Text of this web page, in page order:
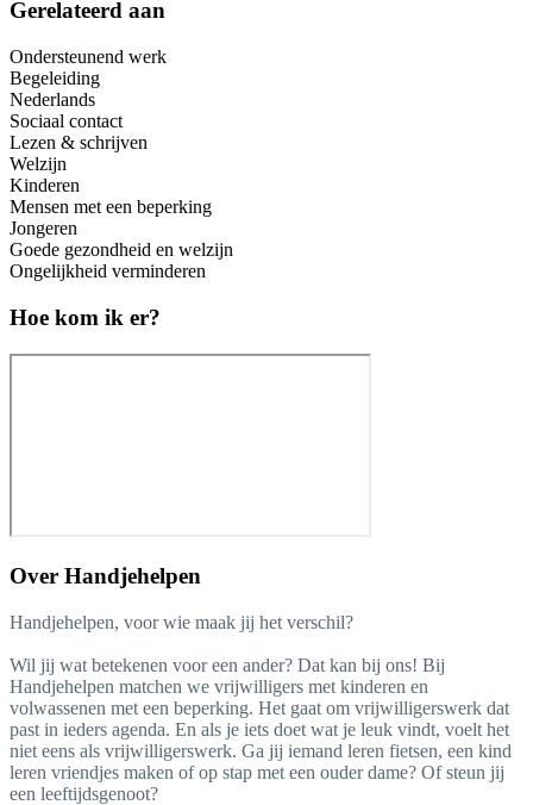
Gerelateerd aan
Ondersteunend werk
Begeleiding
Nederlands
Sociaal contact
Lezen & schrijven
Welzijn
Kinderen
Mensen met een beperking
Jongeren
Goede gezondheid en welzijn
Ongelijkheid verminderen
Hoe kom ik er?
Over Handjehelpen
Handjehelpen, voor wie maak jij het verschil?
Wil jij wat betekenen voor een ander? Dat kan bij ons! Bij
Handjehelpen matchen we vrijwilligers met kinderen en
volwassenen met een beperking. Het gaat om vrijwilligerswerk dat
past in ieders agenda. En als je iets doet wat je leuk vindt, voelt het
niet eens als vrijwilligerswerk. Ga jij iemand leren fietsen, een kind
leren vriendjes maken of op stap met een ouder dame? Of steun jij
een leeftijdsgenoot?